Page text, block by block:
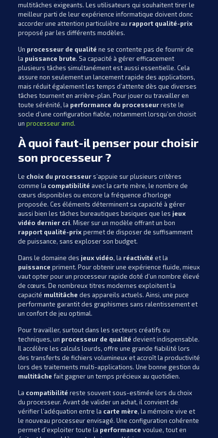
multitâches exigeants. Les utilisateurs qui souhaitent tirer le
meilleur parti de leur expérience informatique doivent donc
accorder une attention particulière au rapport qualité-prix
proposé par les différents modèles.
Un processeur de qualité ne se contente pas de fournir de
la puissance brute. Sa capacité à gérer efficacement
plusieurs tâches simultanément est aussi essentielle. Cela
assure non seulement un lancement rapide des applications,
mais réduit également les temps d’attente dès que diverses
tâches tournent en arrière-plan. Pour jouer ou travailler en
toute sérénité, la performance du processeurreste le
socle d’une configuration fiable, notamment lorsqu’on choisit
un processeur amd.
À quoi faut-il penser pour choisir
son processeur ?
Le choix du processeurs’appuie sur plusieurs critères
comme la compatibilité avec la carte mère, le nombre de
cœurs disponibles ou encore la fréquence d’horloge
proposée. Ces éléments déterminent sa capacité à gérer
aussi bien les tâches bureautiques basiques que les jeux
vidéo dernier cri. Miser sur un modèle offrant un bon
rapport qualité-prixpermet de disposer de suffisamment
de puissance, sans exploser son budget.
Dans le domaine des jeux vidéo, la réactivité et la
puissance priment. Pour obtenir une expérience fluide, mieux
vaut opter pour un processeur rapide doté d’un nombre élevé
de cœurs. De nombreux titres modernes exploitent la
capacité multitâche des appareils actuels. Ainsi, une puce
performante garantit des graphismes sans ralentissement et
un confort de jeu optimal.
Pour travailler, surtout dans les secteurs créatifs ou
techniques, un processeur de qualité devient indispensable.
Il accélère les calculs lourds, offre une grande fiabilité lors
des transferts de fichiers volumineux et accroît la productivité
lors des traitements multi-applications. Une bonne gestion du
multitâche fait gagner un temps précieux au quotidien.
La compatibilité reste souvent sous-estimée lors du choix
du processeur. Avant de valider un achat, il convient de
vérifier l’adéquation entre la carte mère, la mémoire vive et
le nouveau processeur envisagé. Une configuration cohérente
permet d’exploiter toute la performance voulue, tout en